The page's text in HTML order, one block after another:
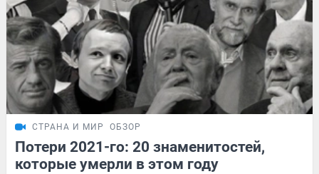
СТРАНА И МИР ОБЗОР
Потери 2021-го: 20 знаменитостей,
которые умерли в этом году